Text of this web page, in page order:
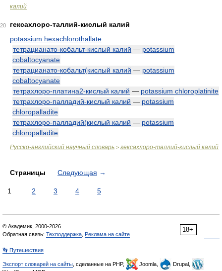
калий
20
гексахлоро-таллий-кислый калий
potassium hexachlorothallate
тетрацианато-кобальт-кислый калий — potassium
cobaltocyanate
тетрацианато-кобальт(кислый калий — potassium
cobaltocyanate
тетрахлоро-платина2-кислый калий — potassium chloroplatinite
тетрахлоро-палладий-кислый калий — potassium
chloropalladite
тетрахлоро-палладий(кислый калий — potassium
chloropalladite
Русско-английский научный словарь > гексахлоро-таллий-кислый калий
Страницы Следующая →
1 2 3 4 5
18+
© Академик, 2000-2026
Обратная связь: Техподдержка Реклама на сайте
👣 Путешествия
Экспорт словарей на сайты , сделанные на PHP, Joomla,
Drupal,